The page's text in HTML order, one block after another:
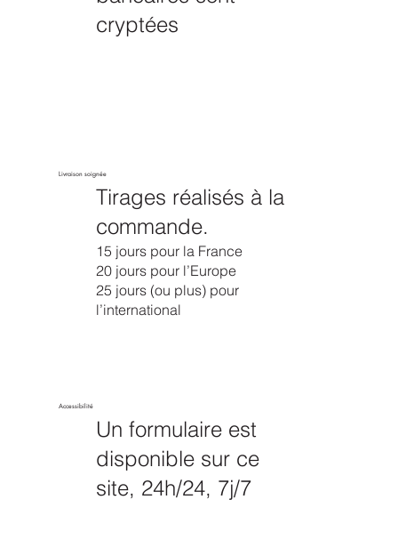
cryptées
Livraison soignée
Tirages réalisés à la
commande.
15 jours pour la France
20 jours pour l’Europe
25 jours (ou plus) pour
l’international
Accessibilité
Un formulaire est
disponible sur ce
site, 24h/24, 7j/7